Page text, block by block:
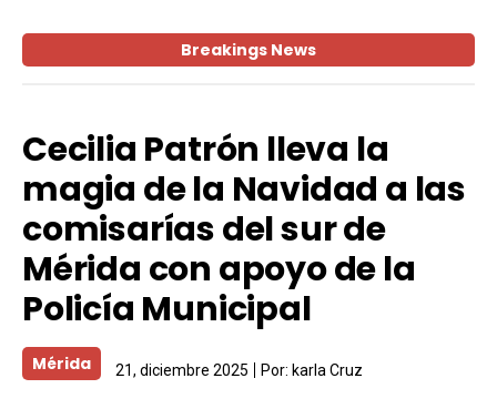
Breakings News
Cecilia Patrón lleva la
magia de la Navidad a las
comisarías del sur de
Mérida con apoyo de la
Policía Municipal
Mérida 21, diciembre 2025 Por: karla Cruz